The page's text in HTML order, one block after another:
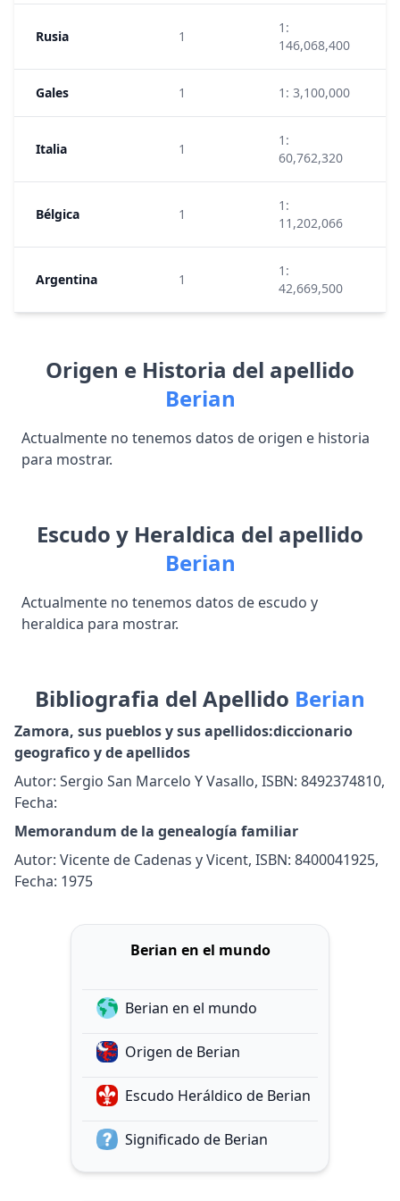
Rusia 1
1:
146,068,400
Gales 1 1: 3,100,000
Italia 1
1:
60,762,320
Bélgica 1
1:
11,202,066
Argentina 1
1:
42,669,500
Origen e Historia del apellido
Berian
Actualmente no tenemos datos de origen e historia
para mostrar.
Escudo y Heraldica del apellido
Berian
Actualmente no tenemos datos de escudo y
heraldica para mostrar.
Bibliografia del Apellido Berian
Zamora, sus pueblos y sus apellidos:diccionario
geografico y de apellidos
Autor: Sergio San Marcelo Y Vasallo, ISBN: 8492374810,
Fecha:
Memorandum de la genealogía familiar
Autor: Vicente de Cadenas y Vicent, ISBN: 8400041925,
Fecha: 1975
Berian en el mundo
Berian en el mundo
Origen de Berian
Escudo Heráldico de Berian
Significado de Berian